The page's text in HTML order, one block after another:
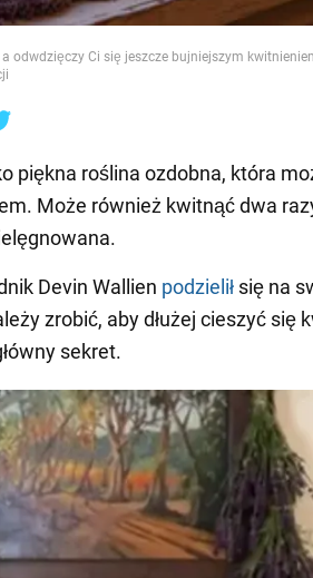
odwdzięczy Ci się jeszcze bujniejszym
piękna roślina ozdobna, która
Może również kwitnąć dwa
Devin Wallien podzielił się na
zrobić, aby dłużej cieszyć się
sekret.